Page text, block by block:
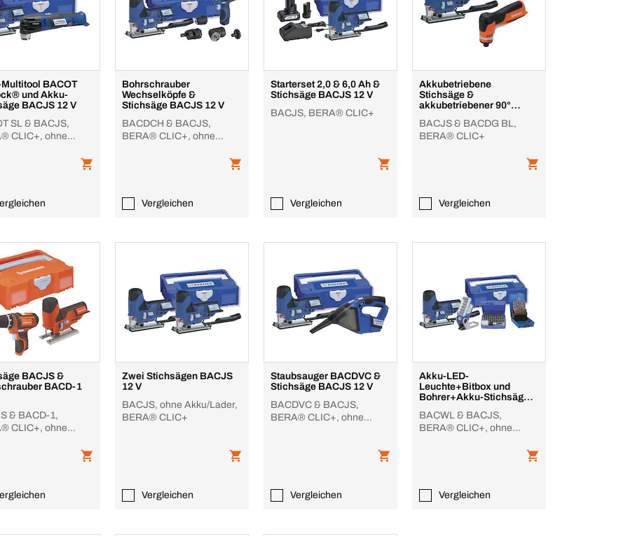
BACOT
und Akku-
Stichsäge BACJS 12 V
SL & BACJS,
CLIC+, ohne
Bohrschrauber
Wechselköpfe &
Stichsäge BACJS 12 V
BACDCH & BACJS,
BERA® CLIC+, ohne
Vergleichen
Starterset 2,0 & 6,0 Ah &
Stichsäge BACJS 12 V
BACJS, BERA® CLIC+
Vergleichen
Akkubetriebene
Stichsäge &
akkubetriebener 90°
BACJS & BACDG BL,
BERA® CLIC+
Vergleichen
BACJS &
BACD-1
& BACD-1,
CLIC+, ohne
Zwei Stichsägen BACJS
12 V
BACJS, ohne Akku/Lader,
BERA® CLIC+
Vergleichen
Staubsauger BACDVC &
Stichsäge BACJS 12 V
BACDVC & BACJS,
BERA® CLIC+, ohne
Vergleichen
Akku-LED-
Leuchte+Bitbox und
Bohrer+Akku-Stichsäge
BACWL & BACJS,
BERA® CLIC+, ohne
Vergleichen